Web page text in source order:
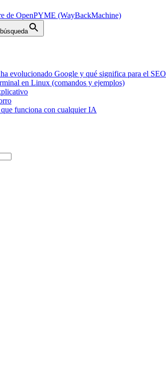
de OpenPYME (WayBackMachine)
evolucionado Google y qué significa para el SEO
en Linux (comandos y ejemplos)
funciona con cualquier IA